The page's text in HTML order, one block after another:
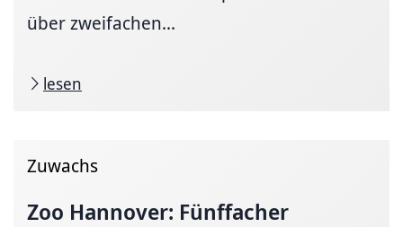
über zweifachen...
lesen
Zuwachs
Zoo Hannover: Fünffacher